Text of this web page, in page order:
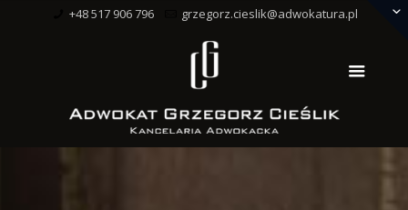
+48 517 906 796 grzegorz.cieslik@adwokatura.pl